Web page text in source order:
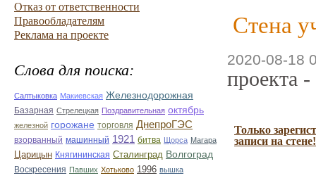
Отказ от ответственности
Правообладателям
Реклама на проекте
Слова для поиска:
Салтыковка Макиевская Железнодорожная
Базарная Стрелецкая Поздравительная октябрь
железной горожане торговля ДнепроГЭС
взорванный машинный 1921 битва Щорса Магара
Царицын Княгининская Сталинград Волгоград
Воскресения Павших Хотьково 1996 вышка
Стена
2020-08-18
проекта
Только
записи на стене!